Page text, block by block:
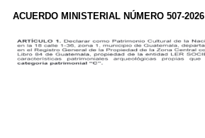
ACUERDO MINISTERIAL NÚMERO 507-2026